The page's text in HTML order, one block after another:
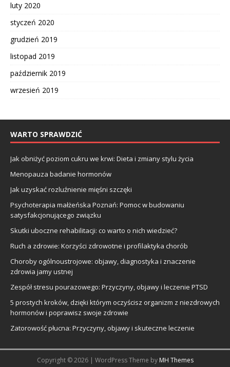
luty 2020
styczeń 2020
grudzień 2019
listopad 2019
październik 2019
wrzesień 2019
WARTO SPRAWDZIĆ
Jak obniżyć poziom cukru we krwi: Dieta i zmiany stylu życia
Menopauza badanie hormonów
Jak uzyskać rozluźnienie mięśni szczęki
Psychoterapia małżeńska Poznań: Pomoc w budowaniu
satysfakcjonującego związku
Skutki uboczne rehabilitacji: co warto o nich wiedzieć?
Ruch a zdrowie: Korzyści zdrowotne i profilaktyka chorób
Choroby ogólnoustrojowe: objawy, diagnostyka i znaczenie
zdrowia jamy ustnej
Zespół stresu pourazowego: Przyczyny, objawy i leczenie PTSD
5 prostych kroków, dzięki którym oczyścisz organizm z niezdrowych
hormonów i poprawisz swoje zdrowie
Zatorowość płucna: Przyczyny, objawy i skuteczne leczenie
Copyright © 2026 | WordPress Theme by MH Themes